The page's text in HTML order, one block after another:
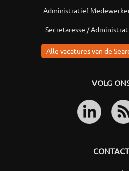
Administratief
Secretaresse /
Alle vacatures van de
VOLG
CONTACT